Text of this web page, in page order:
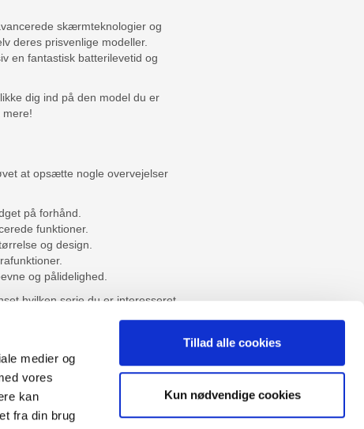
medier og
vores
kan
fra din brug
Tillad alle cookies
Kun nødvendige cookies
skærmteknologier og
deres prisvenlige modeller.
en fantastisk batterilevetid og
dig ind på den model du er
mere!
at opsætte nogle overvejelser
på forhånd.
funktioner.
og design.
og pålidelighed.
hvilken serie du er interesseret